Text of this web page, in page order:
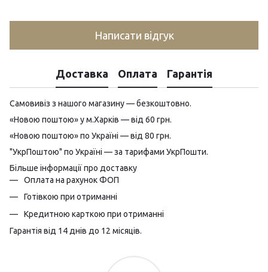
Написати відгук
Доставка Оплата Гарантія
Самовивіз з нашого магазину — безкоштовно.
«Новою поштою» у м.Харків — від 60 грн.
«Новою поштою» по Україні — від 80 грн.
"УкрПоштою" по Україні — за тарифами УкрПошти.
Більше інформації про доставку
Оплата на рахунок ФОП
Готівкою при отриманні
Кредитною карткою при отриманні
Гарантія від 14 днів до 12 місяців.